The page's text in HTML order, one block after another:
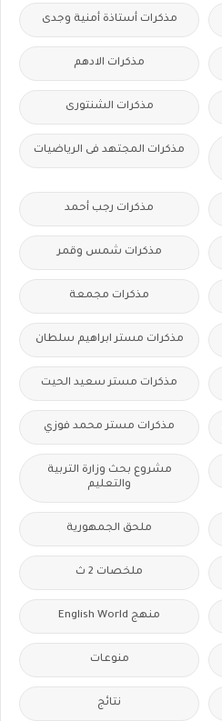
مذكرات أستاذة أمنية وجدى
مذكرات الادهم
مذكرات الشنتورى
مذكرات المجتهد فى الرياضيات
مذكرات رجب أحمد
مذكرات شمس وقمر
مذكرات مجمعة
مذكرات مستر ابراهيم سلطان
مذكرات مستر سعيد الحيت
مذكرات مستر محمد فوزي
مشروع بحث وزارة التربية
والتعليم
ملحق الجمهورية
ملخصات 2 ث
منهج English World
منوعات
نتائج